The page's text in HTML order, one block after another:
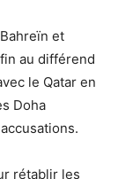
et
au différend
le Qatar en
Doha
rétablir les